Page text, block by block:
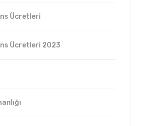
Ücretleri
Ücretleri 2023